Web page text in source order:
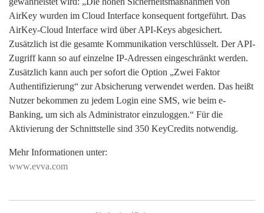
gewährleistet wird: „Die hohen Sicherheitsmaßnahmen von
AirKey wurden im Cloud Interface konsequent fortgeführt. Das
AirKey-Cloud Interface wird über API-Keys abgesichert.
Zusätzlich ist die gesamte Kommunikation verschlüsselt. Der API-
Zugriff kann so auf einzelne IP-Adressen eingeschränkt werden.
Zusätzlich kann auch per sofort die Option „Zwei Faktor
Authentifizierung“ zur Absicherung verwendet werden. Das heißt
Nutzer bekommen zu jedem Login eine SMS, wie beim e-
Banking, um sich als Administrator einzuloggen.“ Für die
Aktivierung der Schnittstelle sind 350 KeyCredits notwendig.
Mehr Informationen unter:
www.evva.com